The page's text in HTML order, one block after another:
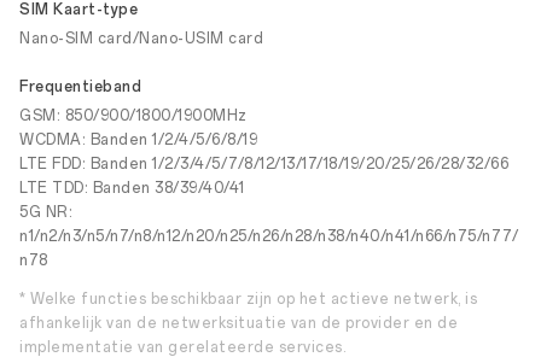
SIM Kaart-type
Nano-SIM card/Nano-USIM card
Frequentieband
GSM: 850/900/1800/1900MHz
WCDMA: Banden 1/2/4/5/6/8/19
LTE FDD: Banden 1/2/3/4/5/7/8/12/13/17/18/19/20/25/26/28/32/66
LTE TDD: Banden 38/39/40/41
5G NR:
n1/n2/n3/n5/n7/n8/n12/n20/n25/n26/n28/n38/n40/n41/n66/n75/n77/
n78
* Welke functies beschikbaar zijn op het actieve netwerk, is
afhankelijk van de netwerksituatie van de provider en de
implementatie van gerelateerde services.